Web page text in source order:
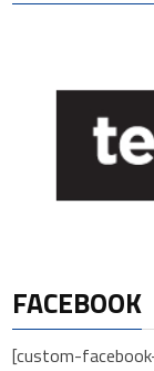
FACEBOOK
[custom-